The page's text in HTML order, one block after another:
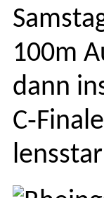
100m
dann